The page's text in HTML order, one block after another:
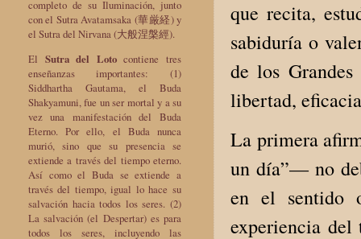
que recita,
sabiduría o
de los
libertad,
La primera
un día”— no
en el sentido
experiencia
completo de su Iluminación, junto
con el Sutra Avatamsaka (華厳経) y
el Sutra del Nirvana (大般涅槃經).
El Sutra del Lotocontiene tres
enseñanzas importantes: (1)
Siddhartha Gautama, el Buda
Shakyamuni, fue un ser mortal y a su
vez una manifestación del Buda
Eterno. Por ello, el Buda nunca
murió, sino que su presencia se
extiende a través del tiempo eterno.
Así como el Buda se extiende a
través del tiempo, igual lo hace su
salvación hacia todos los seres. (2)
La salvación (el Despertar) es para
todos los seres, incluyendo las